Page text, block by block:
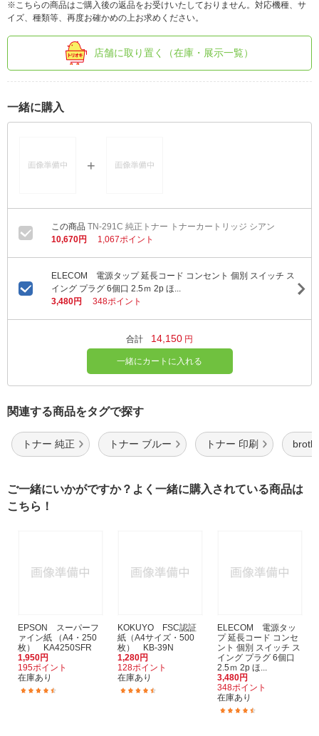
※こちらの商品はご購入後の返品をお受けいたしておりません。対応機種、サ
イズ、種類等、再度お確かめの上お求めください。
店舗に取り置く（在庫・展示一覧）
一緒に購入
TN-291C 純正トナー トナーカートリッジ シアン
10,670円
1,067ポイント
ELECOM 電源タップ 延長コード コンセント 個別 スイッチ ス
イング プラグ 6個口 2.5ｍ 2p ほ...
3,480円
348ポイント
合計 14,150 円
一緒にカートに入れる
関連する商品をタグで探す
トナー 純正 トナー ブルー トナー 印刷
ご一緒にいかがですか？よく一緒に購入されている商品は
こちら！
EPSON スーパーフ
ァイン紙 （A4・250
枚） KA4250SFR
1,950円
195ポイント
在庫あり
KOKUYO FSC認証
紙（A4サイズ・500
枚） KB-39N
1,280円
128ポイント
在庫あり
ELECOM 電源タッ
プ 延長コード コンセ
ント 個別 スイッチ ス
イング プラグ 6個口
2.5ｍ 2p ほ...
3,480円
348ポイント
在庫あり